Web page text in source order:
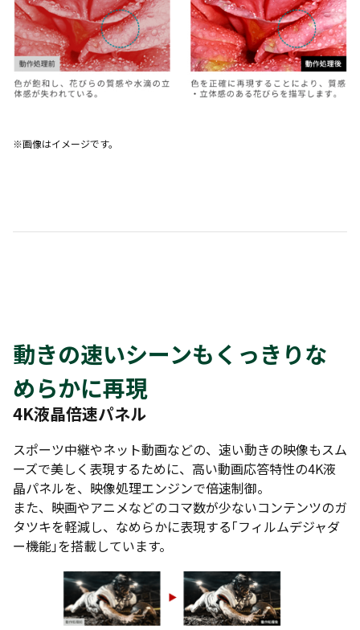
※画像はイメージです。
動きの速いシーンもくっきりな
めらかに再現
4K液晶倍速パネル
スポーツ中継やネット動画などの、速い動きの映像もスム
ーズで美しく表現するために、高い動画応答特性の4K液
晶パネルを、映像処理エンジンで倍速制御。
また、映画やアニメなどのコマ数が少ないコンテンツのガ
タツキを軽減し、なめらかに表現する｢フィルムデジャダ
ー機能｣を搭載しています。